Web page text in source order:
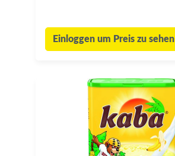
Einloggen um Preis zu sehen